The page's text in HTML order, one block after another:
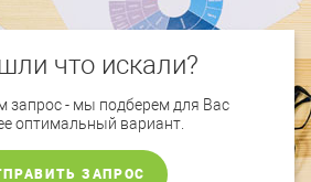
что искали?
запрос - мы подберем для Вас
оптимальный вариант.
ЗАПРОС